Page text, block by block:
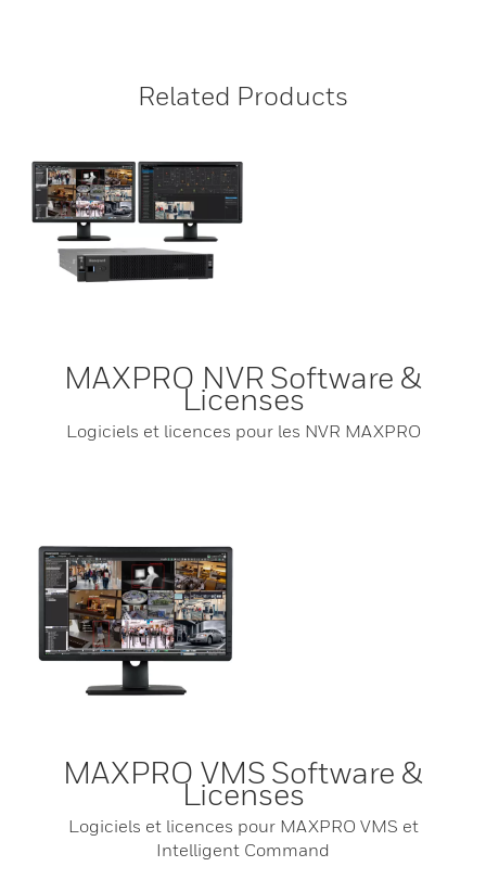
Related Products
MAXPRO NVR Software &
Licenses
Logiciels et licences pour les NVR MAXPRO
MAXPRO VMS Software &
Licenses
Logiciels et licences pour MAXPRO VMS et
Intelligent Command